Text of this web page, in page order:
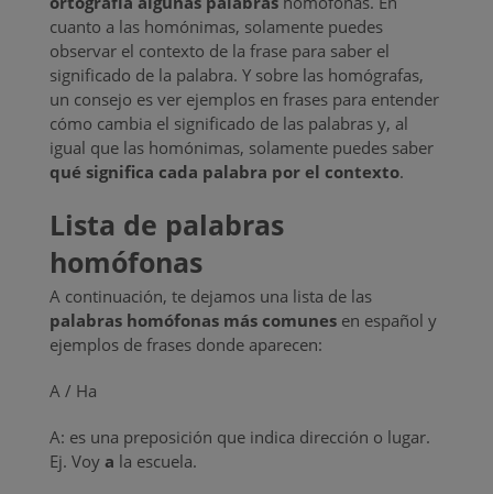
cuanto a las homónimas, solamente puedes
observar el contexto de la frase para saber el
significado de la palabra. Y sobre las homógrafas,
un consejo es ver ejemplos en frases para entender
cómo cambia el significado de las palabras y, al
igual que las homónimas, solamente puedes saber
qué significa cada palabra por el contexto.
Lista de palabras
homófonas
A continuación, te dejamos una lista de las
palabras homófonas más comunesen español y
ejemplos de frases donde aparecen:
A / Ha
A: es una preposición que indica dirección o lugar.
Ej. Voy a la escuela.